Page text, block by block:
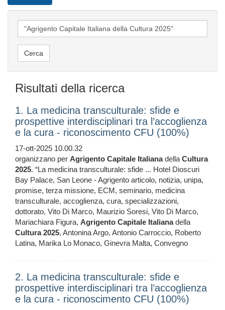
Risultati della ricerca
1. La medicina transculturale: sfide e
prospettive interdisciplinari tra l’accoglienza
e la cura - riconoscimento CFU (100%)
17-ott-2025 10.00.32
organizzano per Agrigento Capitale ItalianadellaCultura
2025. “La medicina transculturale: sfide ... Hotel Dioscuri
Bay Palace, San Leone - Agrigento articolo, notizia, unipa,
promise, terza missione, ECM, seminario, medicina
transculturale, accoglienza, cura, specializzazioni,
dottorato, Vito Di Marco, Maurizio Soresi, Vito Di Marco,
Mariachiara Figura, Agrigento Capitale Italianadella
Cultura 2025, Antonina Argo, Antonio Carroccio, Roberto
Latina, Marika Lo Monaco, Ginevra Malta, Convegno
2. La medicina transculturale: sfide e
prospettive interdisciplinari tra l’accoglienza
e la cura - riconoscimento CFU (100%)